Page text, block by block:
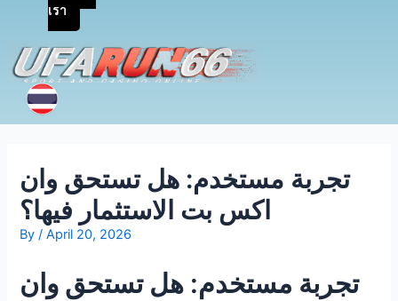
เรา
تجربة مستخدم: هل تستحق وان
اكس بت الاستثمار فيها؟
By/April 20, 2026
تجربة مستخدم: هل تستحق وان